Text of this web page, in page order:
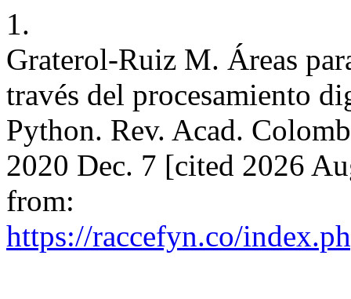
1.
Graterol-Ruiz M. Áreas
través del procesamiento
Python. Rev. Acad.
2020 Dec. 7 [cited 2026
from:
https://raccefyn.co/